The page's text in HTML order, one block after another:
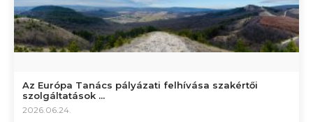
Az Európa Tanács pályázati felhívása szakértői
szolgáltatások ...
2026.06.24.